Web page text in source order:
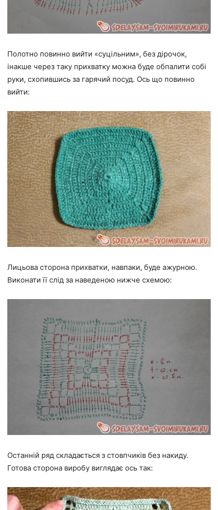
Полотно повинно вийти «суцільним», без дірочок,
інакше через таку прихватку можна буде обпалити собі
руки, схопившись за гарячий посуд. Ось що повинно
вийти:
Лицьова сторона прихватки, навпаки, буде ажурною.
Виконати її слід за наведеною нижче схемою:
Останній ряд складається з стовпчиків без накиду.
Готова сторона виробу виглядає ось так: